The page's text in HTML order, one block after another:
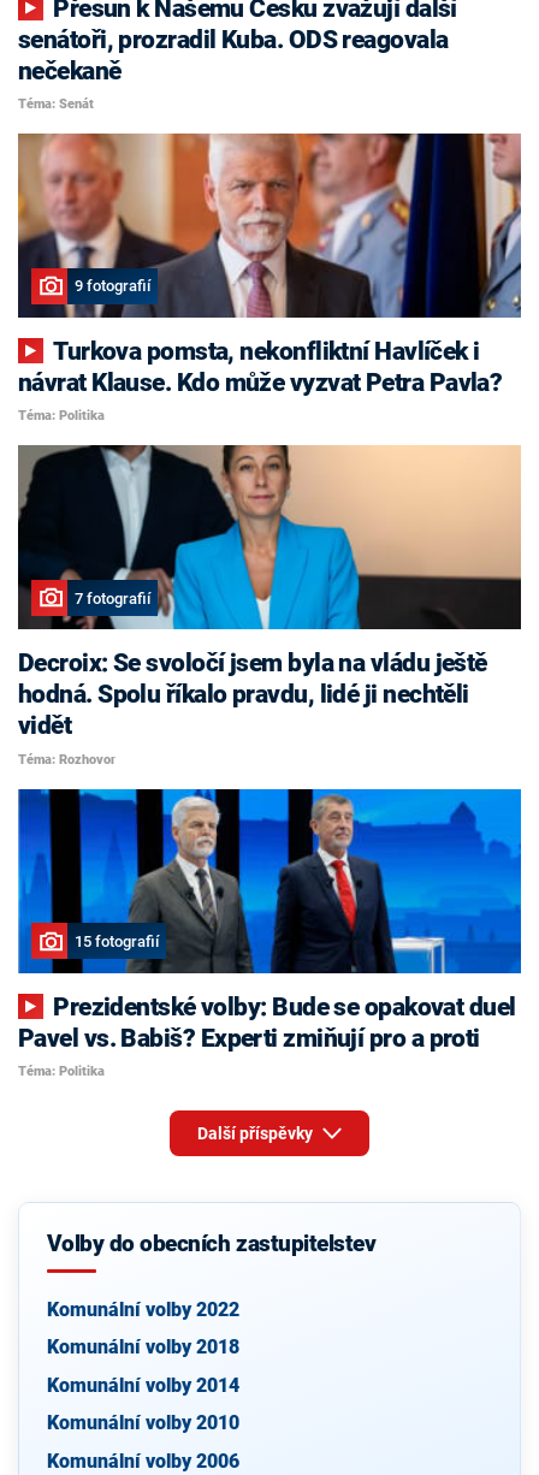
senátoři, prozradil Kuba. ODS reagovala
nečekaně
Téma: Senát
9 fotografií
Turkova pomsta, nekonfliktní Havlíček i
návrat Klause. Kdo může vyzvat Petra Pavla?
Téma: Politika
7 fotografií
Decroix: Se svoločí jsem byla na vládu ještě
hodná. Spolu říkalo pravdu, lidé ji nechtěli
vidět
Téma: Rozhovor
15 fotografií
Pavel vs. Babiš? Experti zmiňují pro a proti
Téma: Politika
Další příspěvky
Volby do obecních zastupitelstev
Komunální volby 2022
Komunální volby 2018
Komunální volby 2014
Komunální volby 2010
Komunální volby 2006